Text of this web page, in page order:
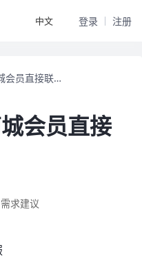
中文 登录 注册
员直接联系客服啊
会员直接
需求建议